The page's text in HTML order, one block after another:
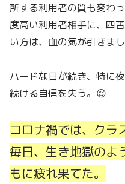
所する利用者の質も変わ
度高い利用者相手に、四
い方は、血の気が引きまし
ハードな日が続き、特に
続ける自信を失う。😌
コロナ禍では、クラ
毎日、生き地獄のよ
もに疲れ果てた。